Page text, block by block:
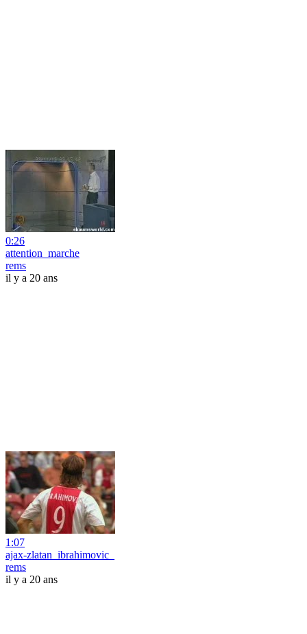
0:26
attention_marche
rems
il y a 20 ans
1:07
ajax-zlatan_ibrahimovic_
rems
il y a 20 ans